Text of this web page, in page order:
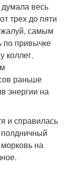
весь
трех до пяти
самым
привычке
коллег.
раньше
энергии на
и справилась
морковь на